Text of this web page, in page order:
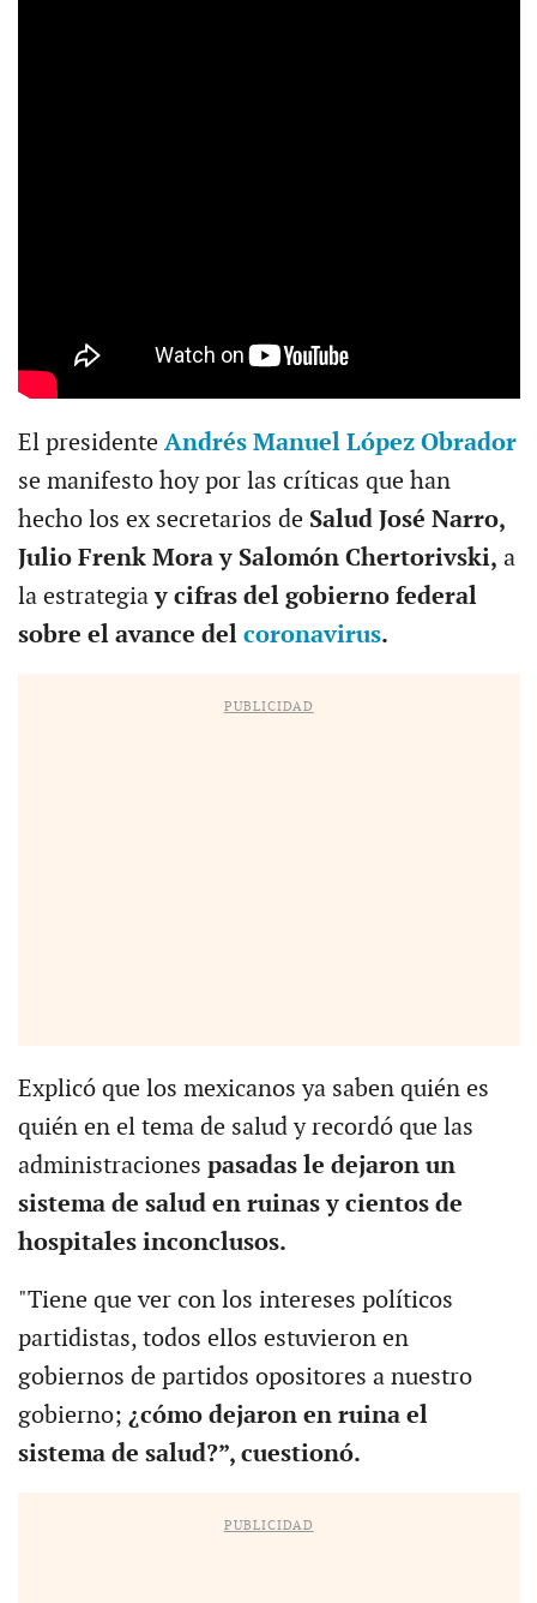
El presidente Andrés Manuel López Obrador
se manifesto hoy por las críticas que han
hecho los ex secretarios de Salud José Narro,
Julio Frenk Mora y Salomón Chertorivski, a
la estrategiay cifras del gobierno federal
sobre el avance del coronavirus.
PUBLICIDAD
Explicó que los mexicanos ya saben quién es
quién en el tema de salud y recordó que las
administraciones pasadas le dejaron un
sistema de salud en ruinas y cientos de
hospitales inconclusos.
"Tiene que ver con los intereses políticos
partidistas, todos ellos estuvieron en
gobiernos de partidos opositores a nuestro
gobierno; ¿cómo dejaron en ruina el
sistema de salud?”, cuestionó.
PUBLICIDAD